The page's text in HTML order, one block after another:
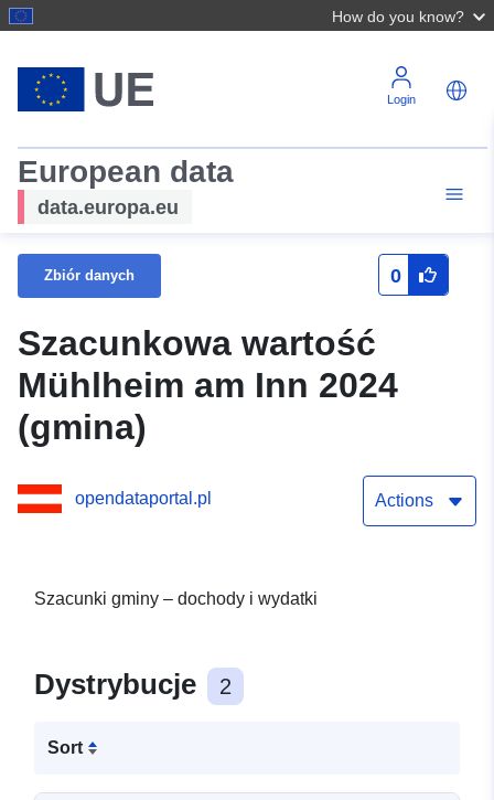
How do you know?
Login
European data
data.europa.eu
Zbiór danych 0
Szacunkowa wartość
Mühlheim am Inn 2024
(gmina)
opendataportal.pl Actions
Szacunki gminy – dochody i wydatki
Dystrybucje 2
Sort